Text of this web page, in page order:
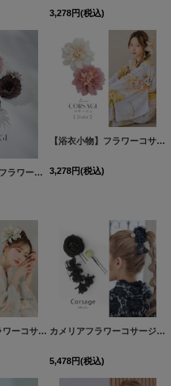
3,278円(税込)
YA-496-kj]
【浴衣小物】3連フラワーコサージュ【4カラー】[OF04]
【浴衣小物】フラワーコサージュ【2カラー】[OF04]
3,278円(税込)
[YA-74-kn]
【浴衣小物】フラワーコサージュ【4カラー】[OF04] [YA-
カメリアフラワーコサージュ【1カラー】[OF04]
5,478円(税込)